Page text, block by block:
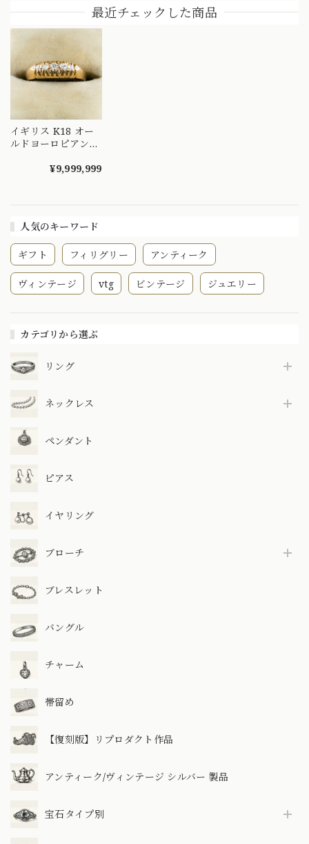
人気のキーワード
ギフト フィリグリー アンティーク
ヴィンテージ vtg ビンテージ ジュエリー
カテゴリから選ぶ
リング
ネックレス
ペンダント
ピアス
イヤリング
ブローチ
ブレスレット
バングル
チャーム
帯留め
【復刻版】リプロダクト作品
アンティーク/ヴィンテージ シルバー 製品
宝石タイプ別
イン リング K18 オ
パール ダイヤモン
ド 〜オパールとダ
イヤのお花の様なデ
ザイン〜 DR00689
り 吉祥文様 ～
楚々とした可憐な華
テージジュエリー
～顔まで美しい ト
最近チェックした商品
イギリス K18 オー
ルドヨーロピアンカ
5P 〜アンティーク
¥9,999,999